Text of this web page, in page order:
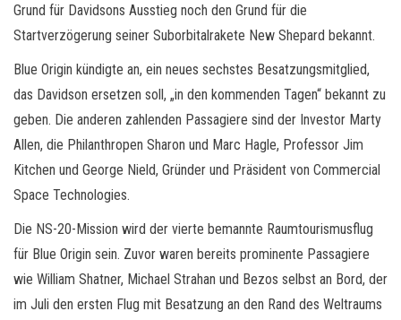
Grund für Davidsons Ausstieg noch den Grund für die
Startverzögerung seiner Suborbitalrakete New Shepard bekannt.
Blue Origin kündigte an, ein neues sechstes Besatzungsmitglied,
das Davidson ersetzen soll, „in den kommenden Tagen“ bekannt zu
geben. Die anderen zahlenden Passagiere sind der Investor Marty
Allen, die Philanthropen Sharon und Marc Hagle, Professor Jim
Kitchen und George Nield, Gründer und Präsident von Commercial
Space Technologies.
Die NS-20-Mission wird der vierte bemannte Raumtourismusflug
für Blue Origin sein. Zuvor waren bereits prominente Passagiere
wie William Shatner, Michael Strahan und Bezos selbst an Bord, der
im Juli den ersten Flug mit Besatzung an den Rand des Weltraums